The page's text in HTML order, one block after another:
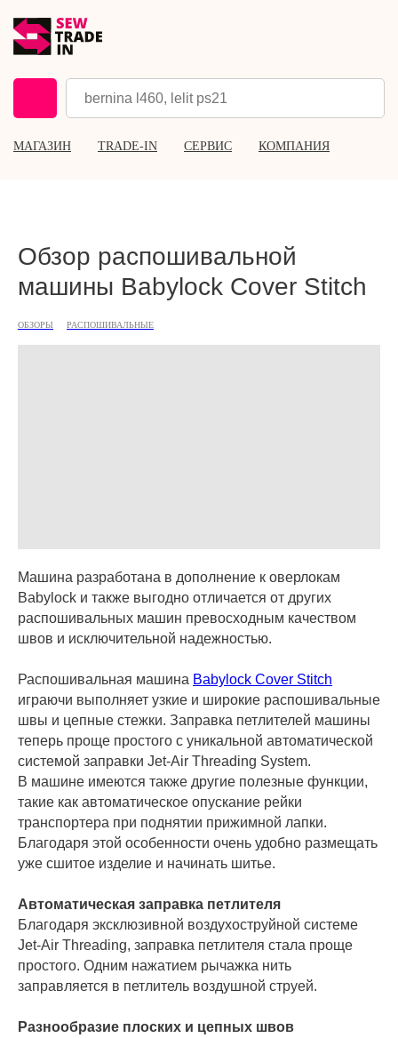
МАГАЗИН TRADE-IN СЕРВИС КОМПАНИЯ
Обзор распошивальной
машины Babylock Cover Stitch
ОБЗОРЫ РАСПОШИВАЛЬНЫЕ
Машина разработана в дополнение к оверлокам
Babylock и также выгодно отличается от других
распошивальных машин превосходным качеством
швов и исключительной надежностью.
Распошивальная машина Babylock Cover Stitch
играючи выполняет узкие и широкие распошивальные
швы и цепные стежки. Заправка петлителей машины
теперь проще простого с уникальной автоматической
системой заправки Jet-Air Threading System.
В машине имеются также другие полезные функции,
такие как автоматическое опускание рейки
транспортера при поднятии прижимной лапки.
Благодаря этой особенности очень удобно размещать
уже сшитое изделие и начинать шитье.
Автоматическая заправка петлителя
Благодаря эксклюзивной воздухоструйной системе
Jet-Air Threading, заправка петлителя стала проще
простого. Одним нажатием рычажка нить
заправляется в петлитель воздушной струей.
Разнообразие плоских и цепных швов